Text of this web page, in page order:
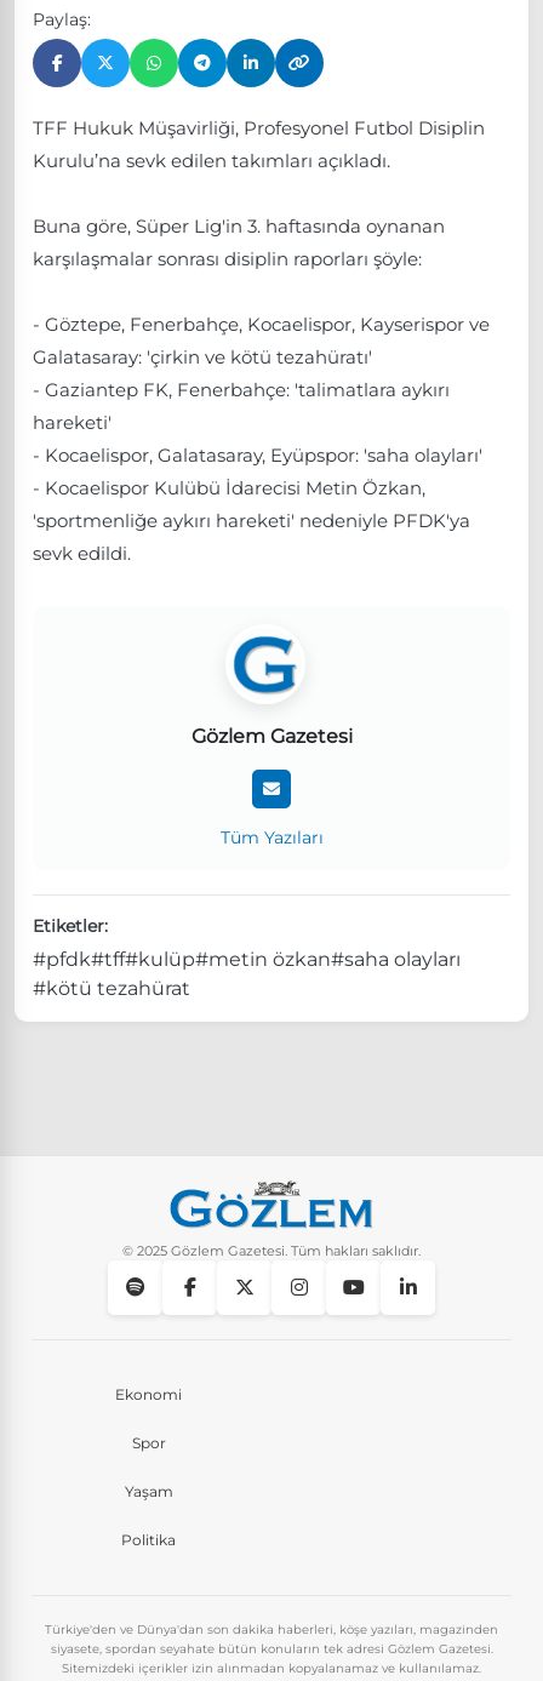
Paylaş:
TFF Hukuk Müşavirliği, Profesyonel Futbol Disiplin
Kurulu’na sevk edilen takımları açıkladı.
Buna göre, Süper Lig'in 3. haftasında oynanan
karşılaşmalar sonrası disiplin raporları şöyle:
- Göztepe, Fenerbahçe, Kocaelispor, Kayserispor ve
Galatasaray: 'çirkin ve kötü tezahüratı'
- Gaziantep FK, Fenerbahçe: 'talimatlara aykırı
hareketi'
- Kocaelispor, Galatasaray, Eyüpspor: 'saha olayları'
- Kocaelispor Kulübü İdarecisi Metin Özkan,
'sportmenliğe aykırı hareketi' nedeniyle PFDK'ya
sevk edildi.
Gözlem Gazetesi
Tüm Yazıları
Etiketler:
#pfdk#tff#kulüp#metin özkan#saha olayları
#kötü tezahürat
© 2025 Gözlem Gazetesi. Tüm hakları saklıdır.
Ekonomi
Spor
Yaşam
Politika
Türkiye'den ve Dünya'dan son dakika haberleri, köşe yazıları, magazinden
siyasete, spordan seyahate bütün konuların tek adresi Gözlem Gazetesi.
Sitemizdeki içerikler izin alınmadan kopyalanamaz ve kullanılamaz.